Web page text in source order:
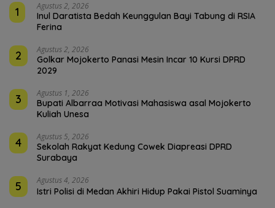
1
Agustus 2, 2026
Inul Daratista Bedah Keunggulan Bayi Tabung di RSIA
Ferina
2 Agustus 2, 2026
Golkar Mojokerto Panasi Mesin Incar 10 Kursi DPRD
2029
3 Agustus 1, 2026
Bupati Albarraa Motivasi Mahasiswa asal Mojokerto
Kuliah Unesa
4 Agustus 5, 2026
Sekolah Rakyat Kedung Cowek Diapreasi DPRD
Surabaya
5 Agustus 4, 2026
Istri Polisi di Medan Akhiri Hidup Pakai Pistol Suaminya